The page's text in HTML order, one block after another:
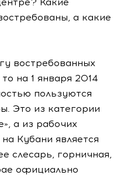
а какие
востребованных
на 1 января 2014
пользуются
Это из категории
а из рабочих
Кубани является
слесарь, горничная,
официально